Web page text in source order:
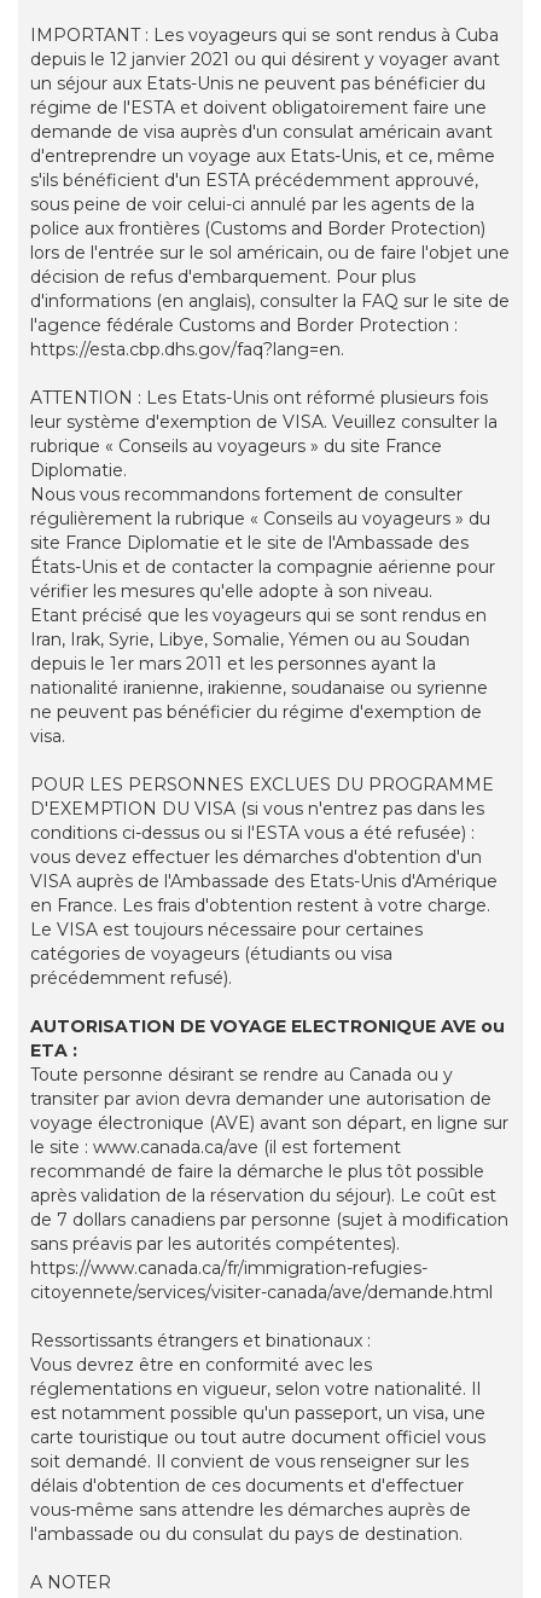
IMPORTANT : Les voyageurs qui se sont rendus à Cuba
depuis le 12 janvier 2021 ou qui désirent y voyager avant
un séjour aux Etats-Unis ne peuvent pas bénéficier du
régime de l'ESTA et doivent obligatoirement faire une
demande de visa auprès d'un consulat américain avant
d'entreprendre un voyage aux Etats-Unis, et ce, même
s'ils bénéficient d'un ESTA précédemment approuvé,
sous peine de voir celui-ci annulé par les agents de la
police aux frontières (Customs and Border Protection)
lors de l'entrée sur le sol américain, ou de faire l'objet une
décision de refus d'embarquement. Pour plus
d'informations (en anglais), consulter la FAQ sur le site de
l'agence fédérale Customs and Border Protection :
https://esta.cbp.dhs.gov/faq?lang=en.
ATTENTION : Les Etats-Unis ont réformé plusieurs fois
leur système d'exemption de VISA. Veuillez consulter la
rubrique « Conseils au voyageurs » du site France
Diplomatie.
Nous vous recommandons fortement de consulter
régulièrement la rubrique « Conseils au voyageurs » du
site France Diplomatie et le site de l'Ambassade des
États-Unis et de contacter la compagnie aérienne pour
vérifier les mesures qu'elle adopte à son niveau.
Etant précisé que les voyageurs qui se sont rendus en
Iran, Irak, Syrie, Libye, Somalie, Yémen ou au Soudan
depuis le 1er mars 2011 et les personnes ayant la
nationalité iranienne, irakienne, soudanaise ou syrienne
ne peuvent pas bénéficier du régime d'exemption de
visa.
POUR LES PERSONNES EXCLUES DU PROGRAMME
D'EXEMPTION DU VISA (si vous n'entrez pas dans les
conditions ci-dessus ou si l'ESTA vous a été refusée) :
vous devez effectuer les démarches d'obtention d'un
VISA auprès de l'Ambassade des Etats-Unis d'Amérique
en France. Les frais d'obtention restent à votre charge.
Le VISA est toujours nécessaire pour certaines
catégories de voyageurs (étudiants ou visa
précédemment refusé).
AUTORISATION DE VOYAGE ELECTRONIQUE AVE ou
ETA :
Toute personne désirant se rendre au Canada ou y
transiter par avion devra demander une autorisation de
voyage électronique (AVE) avant son départ, en ligne sur
le site : www.canada.ca/ave (il est fortement
recommandé de faire la démarche le plus tôt possible
après validation de la réservation du séjour). Le coût est
de 7 dollars canadiens par personne (sujet à modification
sans préavis par les autorités compétentes).
https://www.canada.ca/fr/immigration-refugies-
citoyennete/services/visiter-canada/ave/demande.html
Ressortissants étrangers et binationaux :
Vous devrez être en conformité avec les
réglementations en vigueur, selon votre nationalité. Il
est notamment possible qu'un passeport, un visa, une
carte touristique ou tout autre document officiel vous
soit demandé. Il convient de vous renseigner sur les
délais d'obtention de ces documents et d'effectuer
vous-même sans attendre les démarches auprès de
l'ambassade ou du consulat du pays de destination.
A NOTER